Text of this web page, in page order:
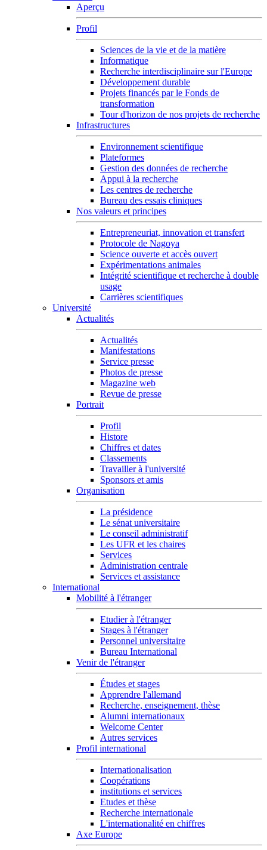
Aperçu
Profil
Sciences de la vie et de la matière
Informatique
Recherche interdisciplinaire sur l'Europe
Développement durable
Projets financés par le Fonds de
transformation
Tour d'horizon de nos projets de recherche
Infrastructures
Environnement scientifique
Plateformes
Gestion des données de recherche
Appui à la recherche
Les centres de recherche
Bureau des essais cliniques
Nos valeurs et principes
Entrepreneuriat, innovation et transfert
Protocole de Nagoya
Science ouverte et accès ouvert
Expérimentations animales
Intégrité scientifique et recherche à double
usage
Carrières scientifiques
Université
Actualités
Actualités
Manifestations
Service presse
Photos de presse
Magazine web
Revue de presse
Portrait
Profil
Histore
Chiffres et dates
Classements
Travailler à l'université
Sponsors et amis
Organisation
La présidence
Le sénat universitaire
Le conseil administratif
Les UFR et les chaires
Services
Administration centrale
Services et assistance
International
Mobilité à l'étranger
Etudier à l'étranger
Stages à l'étranger
Personnel universitaire
Bureau International
Venir de l'étranger
Études et stages
Apprendre l'allemand
Recherche, enseignement, thèse
Alumni internationaux
Welcome Center
Autres services
Profil international
Internationalisation
Coopérations
institutions et services
Etudes et thèse
Recherche internationale
L'internationalité en chiffres
Axe Europe